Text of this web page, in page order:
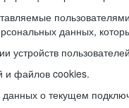
данных,
устройств
и файлов cookies.
о текущем